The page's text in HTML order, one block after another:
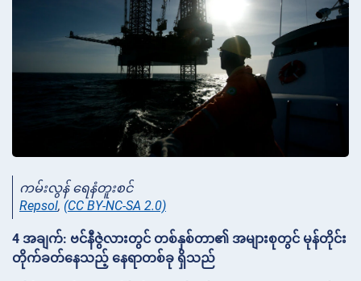
ကမ်းလွန် ရေနံတူးစင်
Repsol, (CC BY-NC-SA 2.0)
4 အချက်: ဗင်နီဇွဲလားတွင် တစ်နှစ်တာ၏ အများစုတွင် မုန်တိုင်း
တိုက်ခတ်နေသည့် နေရာတစ်ခု ရှိသည်